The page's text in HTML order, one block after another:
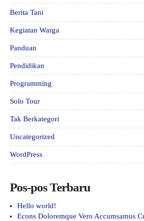
Berita Tani
Kegiatan Warga
Panduan
Pendidikan
Programming
Solo Tour
Tak Berkategori
Uncategorized
WordPress
Pos-pos Terbaru
Hello world!
Econs Doloremque Vero Accumsamus